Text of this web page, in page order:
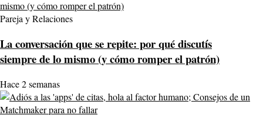
Pareja y Relaciones
La conversación que se repite: por qué discutís
siempre de lo mismo (y cómo romper el patrón)
Hace 2 semanas